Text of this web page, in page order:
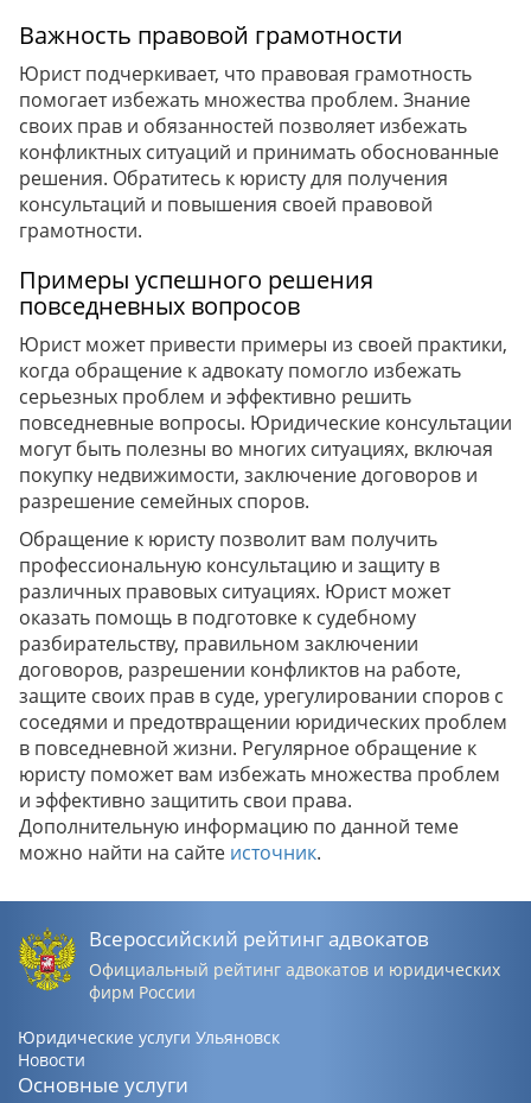
Важность правовой грамотности
Юрист подчеркивает, что правовая грамотность
помогает избежать множества проблем. Знание
своих прав и обязанностей позволяет избежать
конфликтных ситуаций и принимать обоснованные
решения. Обратитесь к юристу для получения
консультаций и повышения своей правовой
грамотности.
Примеры успешного решения
повседневных вопросов
Юрист может привести примеры из своей практики,
когда обращение к адвокату помогло избежать
серьезных проблем и эффективно решить
повседневные вопросы. Юридические консультации
могут быть полезны во многих ситуациях, включая
покупку недвижимости, заключение договоров и
разрешение семейных споров.
Обращение к юристу позволит вам получить
профессиональную консультацию и защиту в
различных правовых ситуациях. Юрист может
оказать помощь в подготовке к судебному
разбирательству, правильном заключении
договоров, разрешении конфликтов на работе,
защите своих прав в суде, урегулировании споров с
соседями и предотвращении юридических проблем
в повседневной жизни. Регулярное обращение к
юристу поможет вам избежать множества проблем
и эффективно защитить свои права.
Дополнительную информацию по данной теме
можно найти на сайте источник.
Всероссийский рейтинг адвокатов
Официальный рейтинг адвокатов и юридических
фирм России
Юридические услуги Ульяновск
Новости
Основные услуги